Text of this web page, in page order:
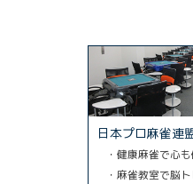
日本プロ麻雀
・健康麻雀で心
・麻雀教室で脳